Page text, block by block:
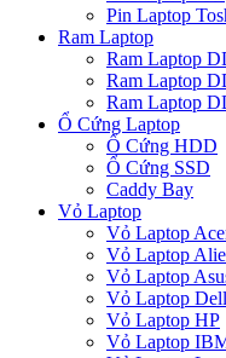
Pin Laptop
Ram Laptop
Ram Laptop
Ram Laptop
Ram Laptop
Ổ Cứng Laptop
Ổ Cứng HDD
Ổ Cứng SSD
Caddy Bay
Vỏ Laptop
Vỏ Laptop
Vỏ Laptop
Vỏ Laptop
Vỏ Laptop Dell
Vỏ Laptop HP
Vỏ Laptop